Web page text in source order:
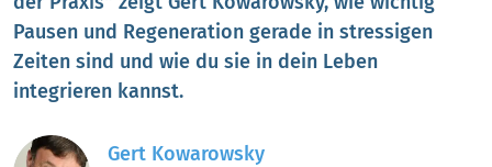
Pausen und Regeneration gerade in stressigen
Zeiten sind und wie du sie in dein Leben
integrieren kannst.
Gert Kowarowsky